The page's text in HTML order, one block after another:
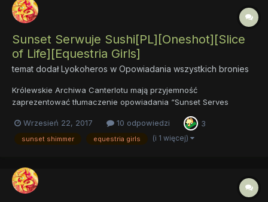
Sunset Serwuje Sushi[PL][Oneshot][Slice
of Life][Equestria Girls]
temat dodałLyokoheros w Opowiadania wszystkich bronies
Królewskie Archiwa Canterlotu mają przyjemność
zaprezentować tłumaczenie opowiadania “Sunset Serves
Mini , opublikowanego w ramach zestawu tłumaczeń
sunsetkowych na Dzień Sunset Shimmer. oryginalny opis:
Wrzesień 22, 2017 10 odpowiedzi 3
sunset shimmer equestria girls (i 1 więcej)